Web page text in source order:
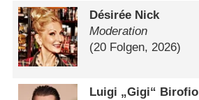
Désirée Nick
Moderation
(20 Folgen, 2026)
Luigi „Gigi“ Birofio